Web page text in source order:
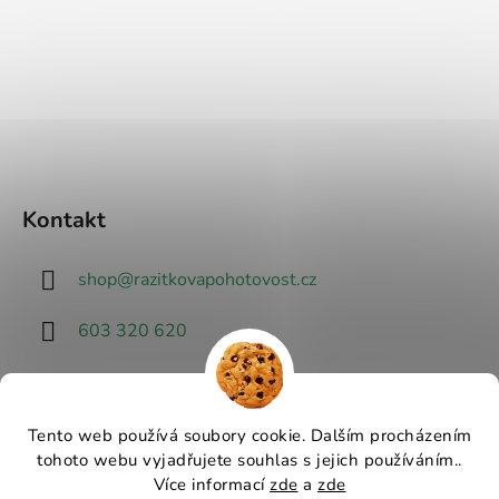
Tento web používá soubory cookie. Dalším procházením
tohoto webu vyjadřujete souhlas s jejich používáním..
Více informací zde a zde
Kontakt
shop@razitkovapohotovost.cz
603 320 620
Návrhář designu